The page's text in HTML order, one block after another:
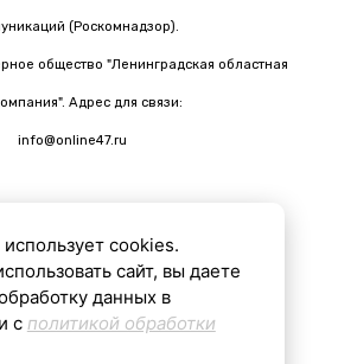
(Роскомнадзор).
общество "Ленинградская областная
Адрес для связи:
info@online47.ru
сайте подготовлены с помощью ИИ
16+
cookies.
сайт, вы даете
данных в
с политикой обработки